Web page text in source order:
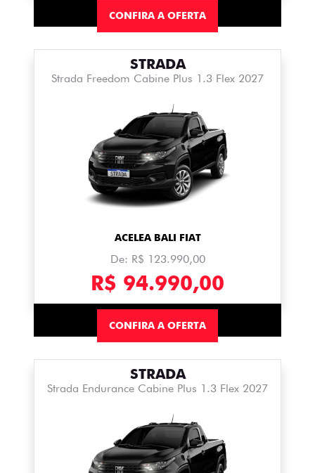
CONFIRA A OFERTA
STRADA
Strada Freedom Cabine Plus 1.3 Flex 2027
ACELEA BALI FIAT
De: R$ 123.990,00
R$ 94.990,00
CONFIRA A OFERTA
STRADA
Strada Endurance Cabine Plus 1.3 Flex 2027